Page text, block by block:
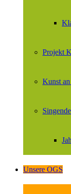
Projekt
Kunst
Unsere OGS